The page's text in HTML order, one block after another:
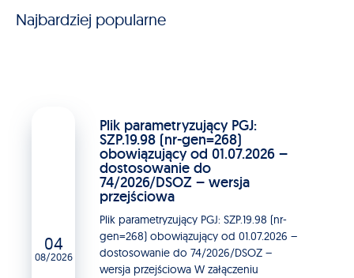
Najbardziej popularne
04
08/2026
Plik parametryzujący PGJ:
SZP.19.98 (nr-gen=268)
obowiązujący od 01.07.2026 –
dostosowanie do
74/2026/DSOZ – wersja
przejściowa
Plik parametryzujący PGJ: SZP.19.98 (nr-
gen=268) obowiązujący od 01.07.2026 –
dostosowanie do 74/2026/DSOZ –
wersja przejściowa W załączeniu